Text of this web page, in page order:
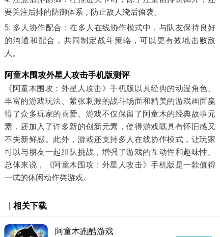
要关注后排的防御体系，防止敌人绕后偷袭。
5. 多人协作配合：在多人在线协作模式中，与队友保持良好
的沟通和配合，共同制定战斗策略，可以更有效地击败敌
人。
阿童木围攻外星人攻击手机版测评
《阿童木围攻：外星人攻击》手机版以其经典的动漫角色、
丰富的游戏玩法、紧张刺激的战斗场面和精美的游戏画面赢
得了众多玩家的喜爱。游戏不仅保留了阿童木的经典故事元
素，还加入了许多新的创新元素，使得游戏既具有怀旧感又
不失新鲜感。此外，游戏还支持多人在线协作模式，让玩家
可以与朋友一起组队挑战，增强了游戏的互动性和趣味性。
总体来说，《阿童木围攻：外星人攻击》手机版是一款值得
一试的休闲动作类游戏。
相关下载
阿童木跑酷游戏